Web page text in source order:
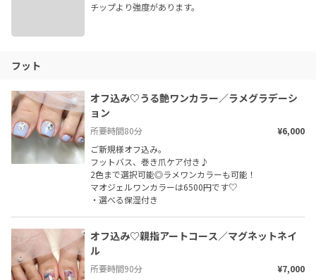
チップより強度があります。
フット
オフ込み♡うる艶ワンカラー／ラメグラデーシ
ョン
所要時間80分
¥6,000
ご新規様オフ込み。
フットバス、巻き爪ケア付き♪
2色まで選択可能◎ラメワンカラーも可能！
マオジェルワンカラーは6500円です♡
・選べる保湿付き
オフ込み♡親指アートコース／マグネットネイ
ル
所要時間90分
¥7,000